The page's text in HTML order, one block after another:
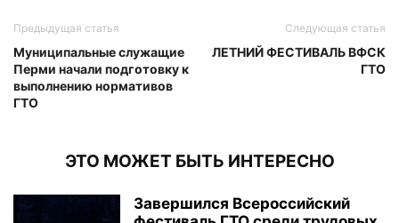
Предыдущая статья
Муниципальные служащие
Перми начали подготовку к
выполнению нормативов
ГТО
Следующая статья
ЛЕТНИЙ ФЕСТИВАЛЬ ВФСК
ГТО
ЭТО МОЖЕТ БЫТЬ ИНТЕРЕСНО
Завершился Всероссийский